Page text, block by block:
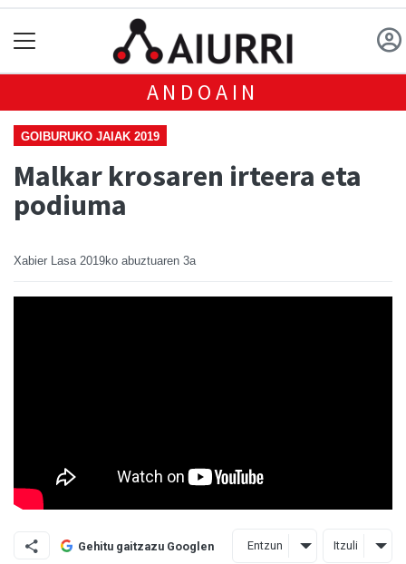
ANDOAIN
GOIBURUKO JAIAK 2019
Malkar krosaren irteera eta
podiuma
Xabier Lasa 2019ko abuztuaren 3a
Gehitu gaitzazu Googlen Entzun Itzuli